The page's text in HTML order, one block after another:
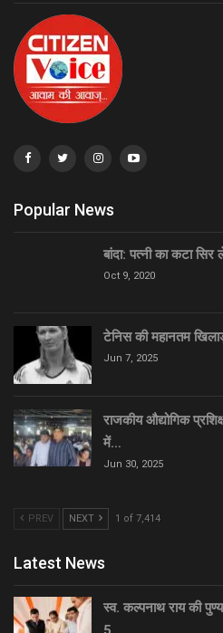
Popular News
बांदा: पत्नी का कटा
Oct 9, 2020
टेनिस की महानतम
Jun 7, 2025
राजकीय औद्योगिक
में…
Jun 30, 2025
PREV NEXT 1 of 7,414
Latest News
स्व. कल्पनाथ राय की